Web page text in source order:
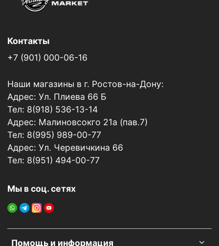
Помощь и информация
Контакты
+7 (901) 000-06-16
Наши магазины в г. Ростов-на-Дону:
Адрес: Ул. Плиева 66 Б
Тел: 8(918) 536-13-14
Адрес: Малиновсокго 21а (пав.7)
Тел: 8(995) 989-00-77
Адрес: Ул. Черевичкина 66
Тел: 8(951) 494-00-77
Мы в соц. сетях